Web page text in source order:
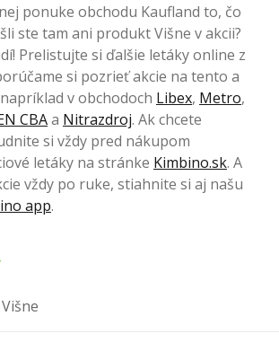
ponuke obchodu Kaufland to, čo
ste tam ani produkt Višne v akcii?
Prelistujte si ďalšie letáky online z
si pozrieť akcie na tento a
v obchodoch Libex, Metro,
CBAa Nitrazdroj. Ak chcete
si vždy pred nákupom
letáky na stránke Kimbino.sk. A
vždy po ruke, stiahnite si aj našu
app.